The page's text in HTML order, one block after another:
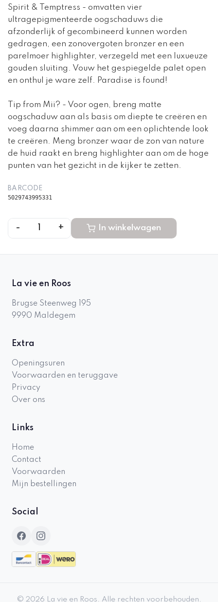
Spirit & Temptress - omvatten vier
ultragepigmenteerde oogschaduws die
afzonderlijk of gecombineerd kunnen worden
gedragen, een zonovergoten bronzer en een
parelmoer highlighter, verzegeld met een luxueuze
gouden sluiting. Vouw het gespiegelde palet open
en onthul je ware zelf. Paradise is found!
Tip from Mii? - Voor ogen, breng matte
oogschaduw aan als basis om diepte te creëren en
voeg daarna shimmer aan om een oplichtende look
te creëren. Meng bronzer waar de zon van nature
de huid raakt en breng highlighter aan om de hoge
punten van het gezicht in de kijker te zetten.
BARCODE
5029743995331
- + In winkelwagen
La vie en Roos
Brugse Steenweg 195
9990 Maldegem
Extra
Openingsuren
Voorwaarden en teruggave
Privacy
Over ons
Links
Home
Contact
Voorwaarden
Mijn bestellingen
Social
© 2026 La vie en Roos. Alle rechten voorbehouden.